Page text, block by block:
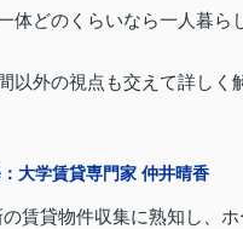
体どのくらいなら一人暮ら
以外の視点も交えて詳しく
大学賃貸専門家 仲井晴香
賃貸物件収集に熟知し、